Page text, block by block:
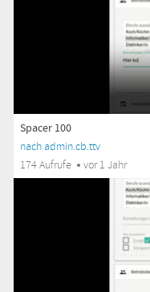
Spacer 100
nach admin.cb.ttv
174 Aufrufe
vor 1 Jahr